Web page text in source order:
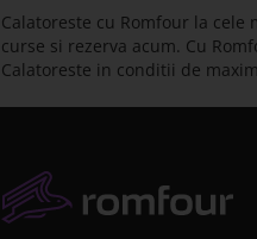
Calatoreste cu Romfour la
curse si rezerva acum. Cu
Calatoreste in conditii de